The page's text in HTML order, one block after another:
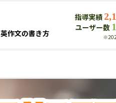
英作文の書き方
指導実績
ユーザー数